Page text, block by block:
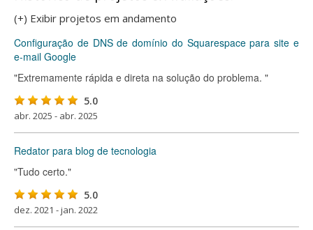
(+) Exibir projetos em andamento
Configuração de DNS de domínio do Squarespace para site e
e-mail Google
"Extremamente rápida e direta na solução do problema. "
5.0
abr. 2025 - abr. 2025
Redator para blog de tecnologia
"Tudo certo."
5.0
dez. 2021 - jan. 2022